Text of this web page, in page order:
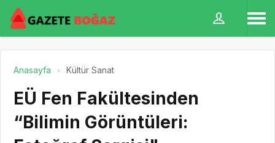
Anasayfa Kültür Sanat
EÜ Fen Fakültesinden
“Bilimin Görüntüleri: